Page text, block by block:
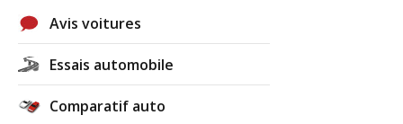
Avis voitures
Essais automobile
Comparatif auto